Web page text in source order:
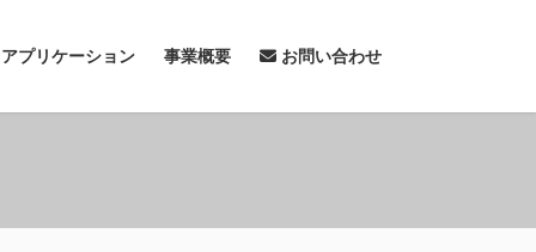
プリケーション 事業概要 お問い合わせ